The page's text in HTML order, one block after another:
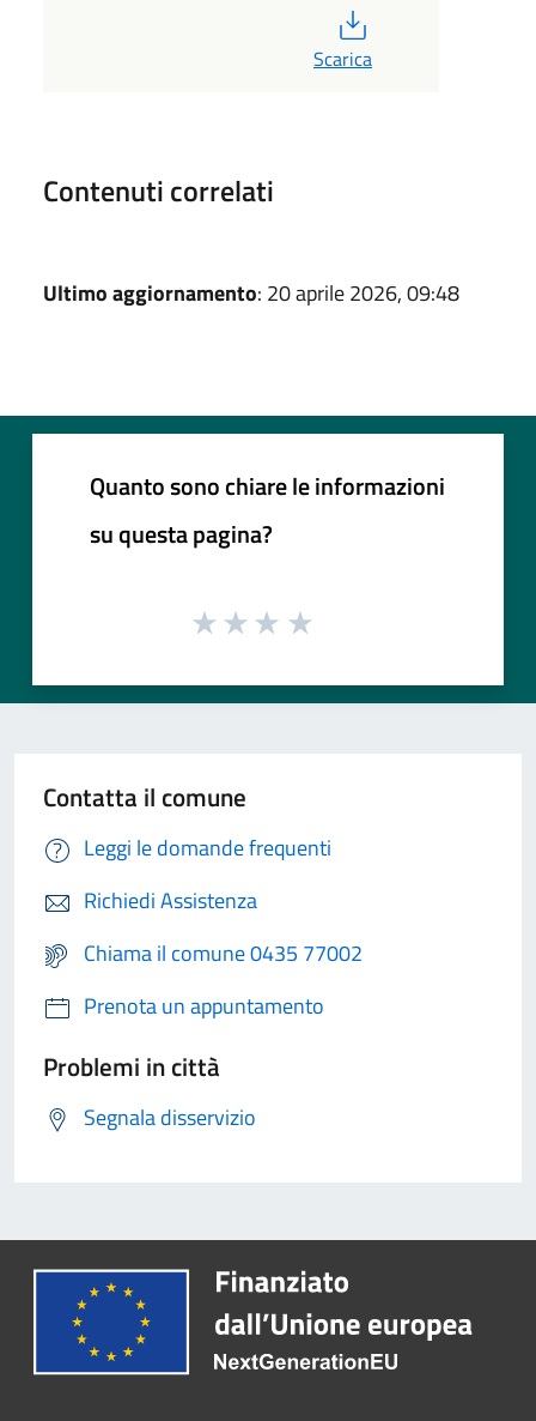
Scarica
Contenuti correlati
Ultimo aggiornamento: 20 aprile 2026, 09:48
Quanto sono chiare le informazioni
su questa pagina?
Contatta il comune
Leggi le domande frequenti
Richiedi Assistenza
Chiama il comune 0435 77002
Prenota un appuntamento
Problemi in città
Segnala disservizio